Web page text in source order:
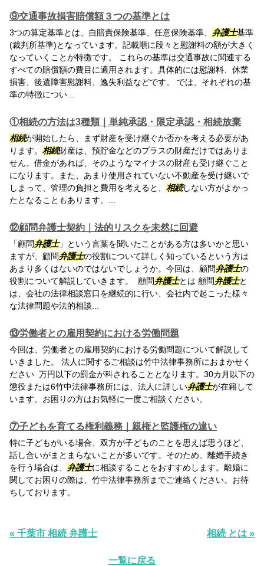
⑨交通事故損害賠償額３つの基準とは
3つの算定基準とは、自賠責保険基準、任意保険基準、 弁護士基準
(裁判所基準)となっています。記載順に段々と慰謝料の額が大きく
なっていくことが特徴です。 これらの基準は交通事故に関連する
すべての賠償額の費目に適用されます。具体的には慰謝料、休業
損害、後遺障害慰謝料、逸失利益などです。 では、それぞれの基
準の特徴につい...
①相続の方法は3種類｜単純承認・限定承認・相続放棄
相続が開始したら、まず財産を受け継ぐか否かを考える必要があ
ります。 相続財産は、預貯金などのプラスの財産だけではありま
せん。借金があれば、そのようなマイナスの財産も受け継ぐこと
になります。また、あまり使用されていない不動産を受け継いで
しまって、管理の負担と費用を考えると、 相続しない方がよかっ
たとなることもあります。...
⑫顧問弁護士契約｜法的リスクを未然に回避
「顧問弁護士」という言葉を聞いたことがある方は多いかと思い
ますが、顧問弁護士の役割について詳しく知っているという方は
あまり多くはないのではないでしょうか。今回は、顧問弁護士の
役割について解説していきます。 顧問弁護士とは 顧問弁護士と
は、会社の法律相談窓口を継続的に行い、会社内で起こった様々
な法律問題や法的相談...
⑬労働者との雇用契約における労働問題
今回は、労働者との雇用契約における労働問題について解説して
いきました。 法人に関するご相談は竹中法律事務所におまかせく
ださい 万円以下の罰金が科されることとなります。30カ月以下の
懲役または6竹中法律事務所には、法人に詳しい弁護士が在籍して
います。お困りの方はお気軽に一度ご相談ください。
⑦子どもを育てる権利義務｜親権と監護権の違い
特に子どもがいる場合、双方が子どものことを思えば思うほど、
話し合いがまとまらないことが多いです。そのため、離婚手続き
を行う場合は、 弁護士に相談することをおすすめします。離婚に
関してお困りの際は、竹中法律事務所までご連絡ください。お待
ちしております。
« 千葉市 相続 弁護士 相続 とは »
一覧に戻る